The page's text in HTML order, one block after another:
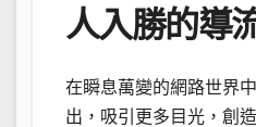
人入勝的導
在瞬息萬變的網路世界
出，吸引更多目光，創